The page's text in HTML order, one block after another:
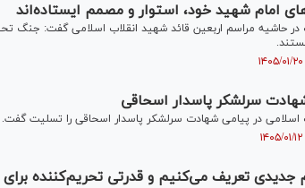
امام شهید خود، استوار و مصمم ایستاده‌اند
در حاشیه مراسم اربعین قائد شهید انقلاب اسلامی گفت: جنگ
سرلشکر پاسدار اسحاقی
اسلامی در پیامی شهادت سرلشکر پاسدار اسحاقی را تسلیت گفت.
جدیدی تعریف می‌کنیم و قدرتی تحریم‌کننده